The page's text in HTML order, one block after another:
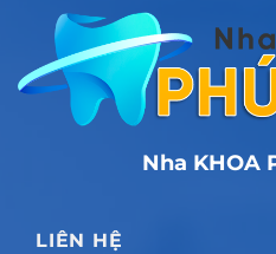
Nha KHOA
LIÊN HỆ